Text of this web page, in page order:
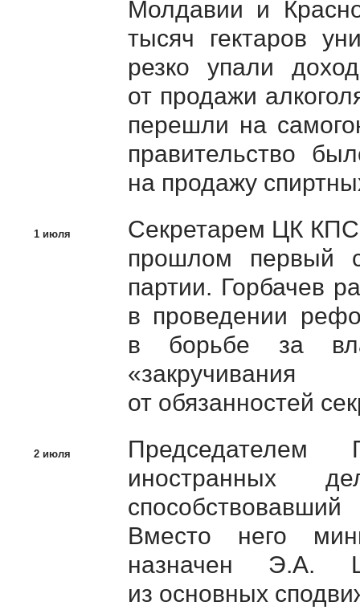
Молдавии и
тысяч гектаров
резко упали
от продажи
перешли на
правительство
на продажу
1 июля
Секретарем ЦК
прошлом первый
партии. Горбачев
в проведении
в борьбе за
от обязанностей
2 июля
Председателем
иностранных
Вместо него
назначен Э.А.
из основных